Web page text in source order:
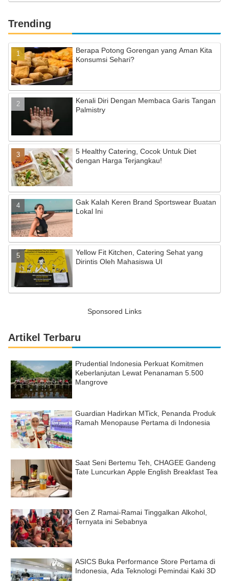
Trending
Berapa Potong Gorengan yang Aman Kita
Konsumsi Sehari?
Kenali Diri Dengan Membaca Garis Tangan
Palmistry
5 Healthy Catering, Cocok Untuk Diet
dengan Harga Terjangkau!
Gak Kalah Keren Brand Sportswear Buatan
Lokal Ini
Yellow Fit Kitchen, Catering Sehat yang
Dirintis Oleh Mahasiswa UI
Sponsored Links
Artikel Terbaru
Prudential Indonesia Perkuat Komitmen
Keberlanjutan Lewat Penanaman 5.500
Mangrove
Guardian Hadirkan MTick, Penanda Produk
Ramah Menopause Pertama di Indonesia
Saat Seni Bertemu Teh, CHAGEE Gandeng
Tate Luncurkan Apple English Breakfast Tea
Gen Z Ramai-Ramai Tinggalkan Alkohol,
Ternyata ini Sebabnya
ASICS Buka Performance Store Pertama di
Indonesia, Ada Teknologi Pemindai Kaki 3D